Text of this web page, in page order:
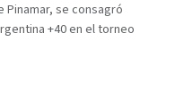
Pinamar, se consagró
+40 en el torneo